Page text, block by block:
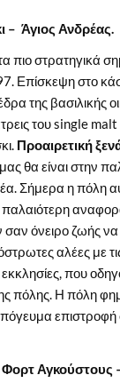
– Άγιος Ανδρέας.
πιο στρατηγικά
Επίσκεψη στο
της βασιλικής
του single
Προαιρετική
θα είναι στην
Σήμερα η πόλη
όνειρο ζωής
αλέες με
εκκλησίες, που
Η πόλη
Αγκούστους –